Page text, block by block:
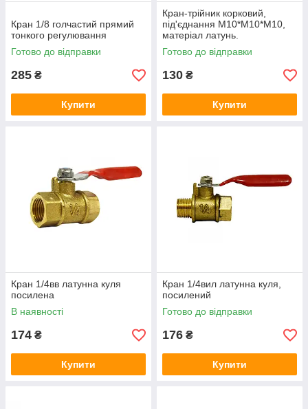
Кран 1/8 голчастий прямий
тонкого регулювання
Готово до відправки
285 ₴
Купити
Кран-трійник корковий,
під'єднання М10*М10*М10,
матеріал латунь.
Готово до відправки
130 ₴
Купити
Кран 1/4вв латунна куля
посилена
В наявності
174 ₴
Купити
Кран 1/4вил латунна куля,
посилений
Готово до відправки
176 ₴
Купити